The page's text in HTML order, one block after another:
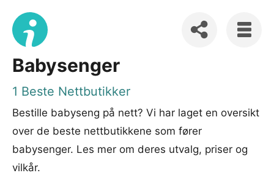
Babysenger
1 Beste Nettbutikker
Bestille babyseng på nett? Vi har laget en oversikt
over de beste nettbutikkene som fører
babysenger. Les mer om deres utvalg, priser og
vilkår.